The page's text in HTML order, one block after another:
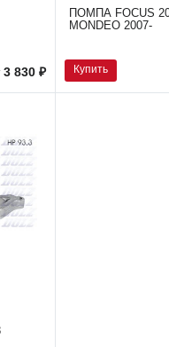
3 830 ₽
ПОМПА FOCUS
MONDEO 2007-
Купить